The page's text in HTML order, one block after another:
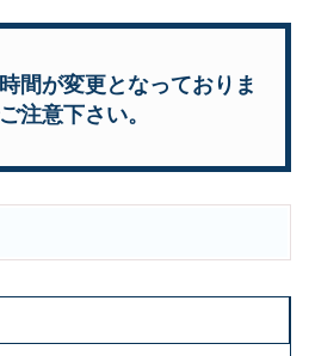
間が変更となっておりま
注意下さい。